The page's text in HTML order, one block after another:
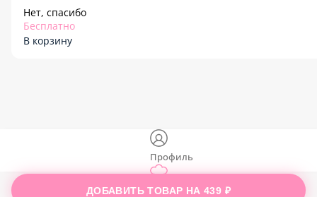
Нет, спасибо
Бесплатно
В корзину
ДОБАВИТЬ ТОВАР НА439 ₽
Профиль